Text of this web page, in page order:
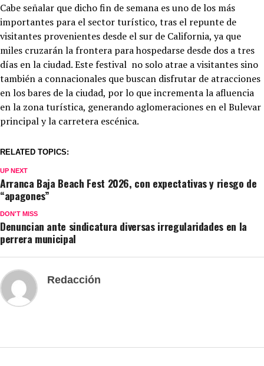
Cabe señalar que dicho fin de semana es uno de los más
importantes para el sector turístico, tras el repunte de
visitantes provenientes desde el sur de California, ya que
miles cruzarán la frontera para hospedarse desde dos a tres
días en la ciudad. Este festival no solo atrae a visitantes sino
también a connacionales que buscan disfrutar de atracciones
en los bares de la ciudad, por lo que incrementa la afluencia
en la zona turística, generando aglomeraciones en el Bulevar
principal y la carretera escénica.
RELATED TOPICS:
UP NEXT
Arranca Baja Beach Fest 2026, con expectativas y riesgo de
“apagones”
DON'T MISS
Denuncian ante sindicatura diversas irregularidades en la
perrera municipal
Redacción